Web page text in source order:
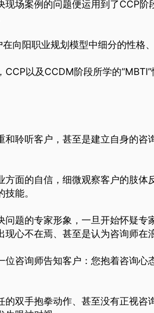
场案例的问题便运用到了CCP阶
向阳职业规划模型中细分的性格
以及CCDM阶段所学的
和聆听客户，甚至是建立自身的咨
方面的自信，细微观察客户的肢体
能。
问题的专家形象，一旦开始怀疑专
心不在焉、甚至是认为咨询师在
咨询师告知客户：您抱着咨询心
双手抱拳动作、甚至没有正视咨